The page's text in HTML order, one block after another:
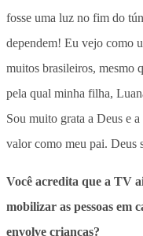
fosse uma luz no fim do
dependem! Eu vejo como
muitos brasileiros, mesmo
pela qual minha filha,
Sou muito grata a Deus e
valor como meu pai. Deus
Você acredita que a TV
mobilizar as pessoas em
envolve crianças?